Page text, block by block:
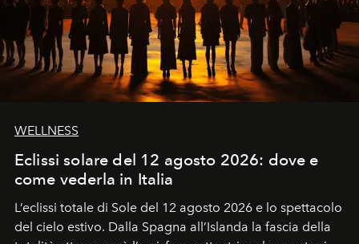
WELLNESS
Eclissi solare del 12 agosto 2026: dove e
come vederla in Italia
L’eclissi totale di Sole del 12 agosto 2026 e lo spettacolo
del cielo estivo. Dalla Spagna all’Islanda la fascia della